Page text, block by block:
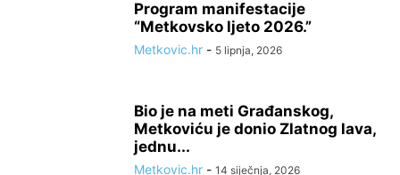
Program manifestacije
“Metkovsko ljeto 2026.”
Metkovic.hr - 5 lipnja, 2026
Bio je na meti Građanskog,
Metkoviću je donio Zlatnog lava,
jednu...
Metkovic.hr - 14 siječnja, 2026